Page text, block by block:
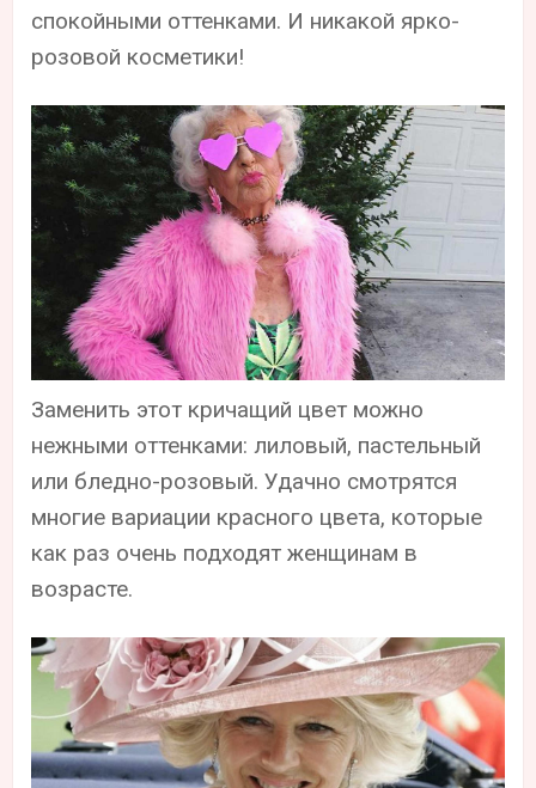
спокойными оттенками. И никакой ярко-
розовой косметики!
Заменить этот кричащий цвет можно
нежными оттенками: лиловый, пастельный
или бледно-розовый. Удачно смотрятся
многие вариации красного цвета, которые
как раз очень подходят женщинам в
возрасте.